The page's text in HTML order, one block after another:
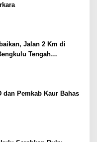
Jalan 2 Km di
Tengah
dan Pemkab Kaur Bahas